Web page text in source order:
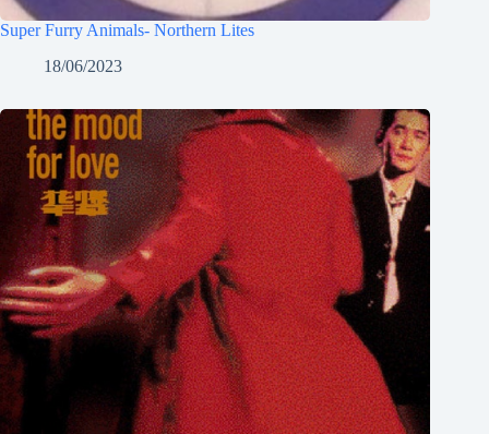
Super Furry Animals- Northern Lites
18/06/2023